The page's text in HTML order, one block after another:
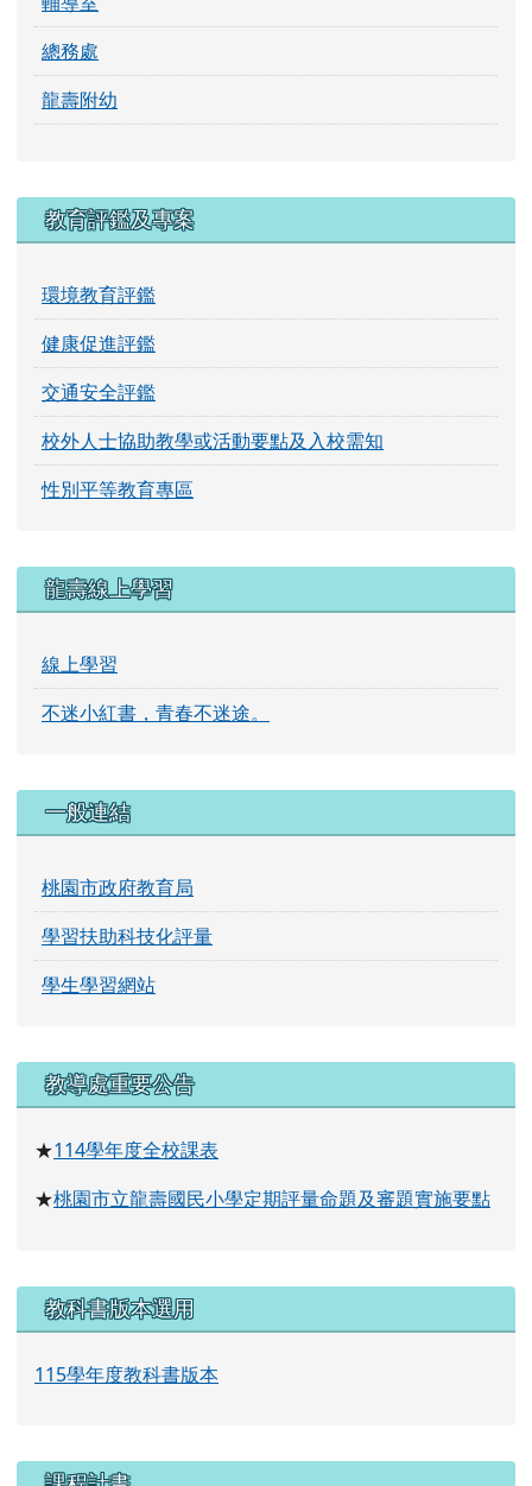
總務處
龍壽附幼
教育評鑑及專案
環境教育評鑑
健康促進評鑑
交通安全評鑑
校外人士協助教學或活動要點及入校需知
性別平等教育專區
龍壽線上學習
線上學習
不迷小紅書，青春不迷途。
一般連結
桃園市政府教育局
學習扶助科技化評量
學生學習網站
右邊區域內容
教導處重要公告
★114學年度全校課表
★桃園市立龍壽國民小學定期評量命題及審題實施要點
教科書版本選用
115學年度教科書版本